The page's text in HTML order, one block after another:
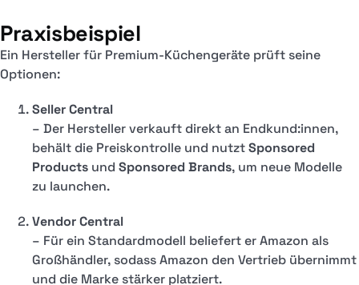
Praxisbeispiel
Ein Hersteller für Premium-Küchengeräte prüft seine
Optionen:
Seller Central
– Der Hersteller verkauft direkt an Endkund:innen,
behält die Preiskontrolle und nutztSponsored
Products und Sponsored Brands, um neue Modelle
zu launchen.
Vendor Central
– Für ein Standardmodell beliefert er Amazon als
Großhändler, sodass Amazon den Vertrieb übernimmt
und die Marke stärker platziert.